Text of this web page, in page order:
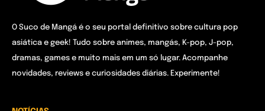
O Suco de Mangá é o seu portal definitivo sobre cultura pop
asiática e geek! Tudo sobre animes, mangás, K-pop, J-pop,
dramas, games e muito mais em um só lugar. Acompanhe
novidades, reviews e curiosidades diárias. Experimente!